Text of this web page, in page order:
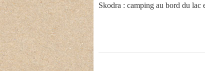
Skodra : camping au bord du lac